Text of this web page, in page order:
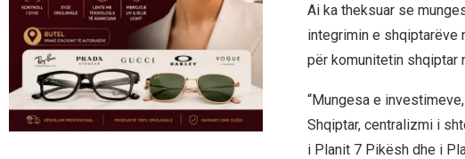
Ai ka theksuar se
integrimin e
për komunitetin shqiptar
“Mungesa e
Shqiptar, centralizmi i
i Planit 7 Pikësh dhe i